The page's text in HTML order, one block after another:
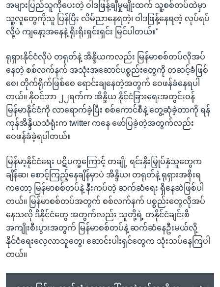
အများပြည်သူကိုပေးတဲ့ ဝါဒဖြန့်ချီမှုမျိုးထက် သူ့စစ်တပ်ထဲမှာ
သူ့လူတွေကိုသူ ပြန်ပြီး လိမ်ညာနေရတဲ့၊ ဝါဒဖြန့်နေရတဲ့ လုပ်ရပ်
လို့ပဲ ကျနော့အနေနဲ့ ရိုးရိုးရှင်းရှင်း မြင်ပါတယ်။"
ရုရှားနိုင်ငံလိုပဲ တရုတ်နဲ့ အိန္ဒိယကလည်း မြန်မာစစ်တပ်လိုအပ်
နေတဲ့ စစ်လက်နက် အသုံးအဆောင်ပစ္စည်းတွေကို တဆင့်ခံဖြစ်
စေ၊ တိုက်ရိုက်ဖြစ်စေ ရောင်းချနေတဲ့အတွက် ဝေဖန်ခံနေရပါ
တယ်။ နိုဝင်ဘာ ၂၂ရက်က အိန္ဒိယ နိုင်ငံခြားရေးအတွင်းဝန်
မြန်မာနိုင်ငံကို လာရောက်ခဲ့ပြီး စစ်ကောင်စီနဲ့ တွေ့ဆုံခဲ့တာကို ရန်
ကုန်အိန္ဒိယသံရုံးက twitter ကနေ ဖော်ပြခဲ့တဲ့အတွက်လည်း
ဝေဖန်ခံခဲ့ရပါတယ်။
မြန်မာ့နိုင်ငံရေး ပဋိပက္ခကြောင့် တချို့ ရင်းနှီးမြှုပ်နှံသူတွေက
ချိန်ဆ၊ စောင့်ကြည့်နေချိန်မှာပဲ အိန္ဒိယ၊ တရုတ်နဲ့ ရုရှားအစိုးရ
ကတော့ မြန်မာစစ်တပ်နဲ့ နီးကပ်တဲ့ ဆက်ဆံရေး ရှိနေဆဲဖြစ်ပါ
တယ်။ မြန်မာစစ်တပ်အတွက် စစ်လက်နက် ပစ္စည်းတွေလိုအပ်
နေသလို ဒီနိုင်ငံတွေ အတွက်လည်း သူတို့ရဲ့ တနိုင်ငံချင်းစီ
အကျိုးစီးပွားအတွက် မြန်မာစစ်တပ်နဲ့ ဆက်ဆံနေဦးမယ်လို့
နိုင်ငံရေးလေ့လာသူတွေ၊ ဆောင်းပါးရှင်တွေက သုံးသပ်နေကြပါ
တယ်။